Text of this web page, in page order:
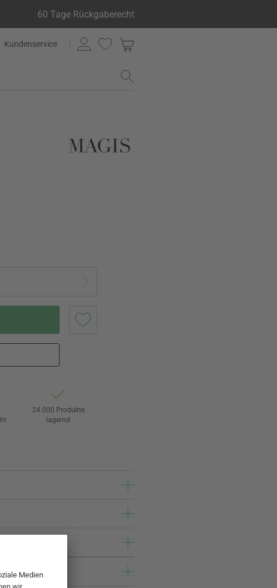
60 Tage Rückgaberecht
Kundenservice
24.000 Produkte
lagernd